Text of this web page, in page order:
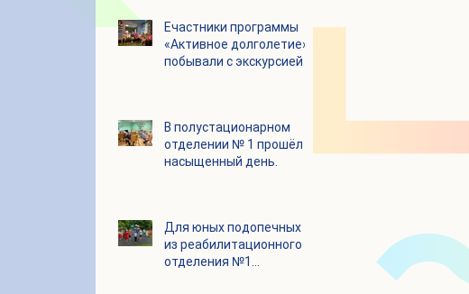
Eчастники программы
«Активное долголетие»
побывали с экскурсией в
В полустационарном
отделении № 1 прошёл
насыщенный день.
Для юных подопечных
из реабилитационного
отделения №1